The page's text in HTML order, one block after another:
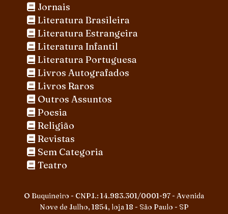
Jornais
Literatura Brasileira
Literatura Estrangeira
Literatura Infantil
Literatura Portuguesa
Livros Autografados
Livros Raros
Outros Assuntos
Poesia
Religião
Revistas
Sem Categoria
Teatro
O Buquineiro - CNPJ.: 14.983.301/0001-97 - Avenida
Nove de Julho, 1854, loja 18 - São Paulo - SP